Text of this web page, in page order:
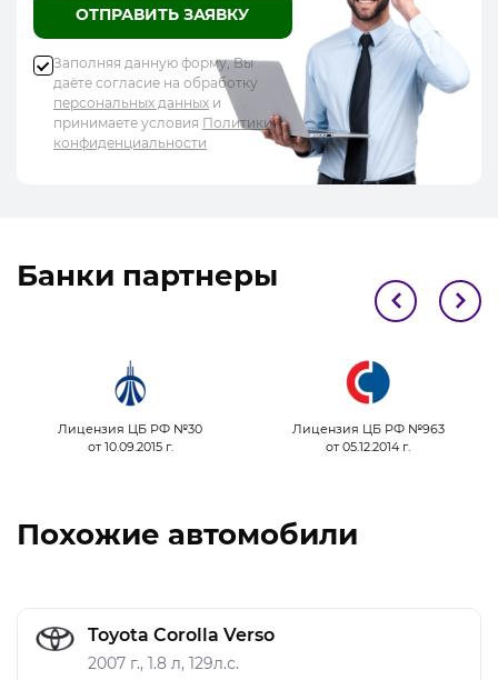
ОТПРАВИТЬ ЗАЯВКУ
Заполняя данную форму, Вы
даёте согласие на обработку
персональных данных и
принимаете условия Политики
конфиденциальности
Банки партнеры
Лицензия ЦБ РФ №30
от 10.09.2015 г.
Лицензия ЦБ РФ №963
от 05.12.2014 г.
Похожие автомобили
Toyota Corolla Verso
2007 г., 1.8 л, 129л.с.